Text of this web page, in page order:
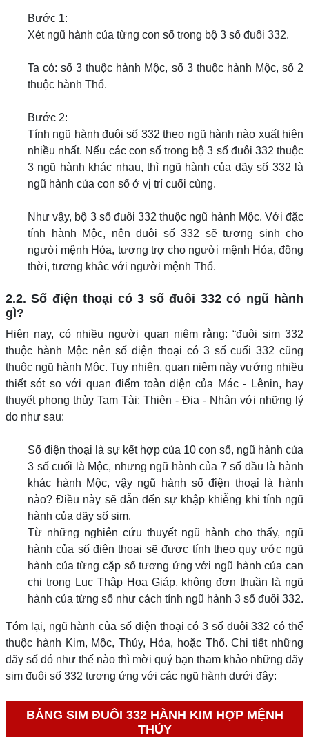
Bước 1:
Xét ngũ hành của từng con số trong bộ 3 số đuôi 332.
Ta có: số 3 thuộc hành Mộc, số 3 thuộc hành Mộc, số 2
thuộc hành Thổ.
Bước 2:
Tính ngũ hành đuôi số 332 theo ngũ hành nào xuất hiện
nhiều nhất. Nếu các con số trong bộ 3 số đuôi 332 thuộc
3 ngũ hành khác nhau, thì ngũ hành của dãy số 332 là
ngũ hành của con số ở vị trí cuối cùng.
Như vậy, bộ 3 số đuôi 332 thuộc ngũ hành Mộc. Với đặc
tính hành Mộc, nên đuôi số 332 sẽ tương sinh cho
người mệnh Hỏa, tương trợ cho người mệnh Hỏa, đồng
thời, tương khắc với người mệnh Thổ.
2.2. Số điện thoại có 3 số đuôi 332 có ngũ hành
gì?
Hiện nay, có nhiều người quan niệm rằng: “đuôi sim 332
thuộc hành Mộc nên số điện thoại có 3 số cuối 332 cũng
thuộc ngũ hành Mộc. Tuy nhiên, quan niệm này vướng nhiều
thiết sót so với quan điểm toàn diện của Mác - Lênin, hay
thuyết phong thủy Tam Tài: Thiên - Địa - Nhân với những lý
do như sau:
Số điện thoại là sự kết hợp của 10 con số, ngũ hành của
3 số cuối là Mộc, nhưng ngũ hành của 7 số đầu là hành
khác hành Mộc, vậy ngũ hành số điện thoại là hành
nào? Điều này sẽ dẫn đến sự khập khiễng khi tính ngũ
hành của dãy số sim.
Từ những nghiên cứu thuyết ngũ hành cho thấy, ngũ
hành của số điện thoại sẽ được tính theo quy ước ngũ
hành của từng cặp số tương ứng với ngũ hành của can
chi trong Lục Thập Hoa Giáp, không đơn thuần là ngũ
hành của từng số như cách tính ngũ hành 3 số đuôi 332.
Tóm lại, ngũ hành của số điện thoại có 3 số đuôi 332 có thể
thuộc hành Kim, Mộc, Thủy, Hỏa, hoặc Thổ. Chi tiết những
dãy số đó như thế nào thì mời quý bạn tham khảo những dãy
sim đuôi số 332 tương ứng với các ngũ hành dưới đây:
BẢNG SIM ĐUÔI 332 HÀNH KIM HỢP MỆNH
THỦY